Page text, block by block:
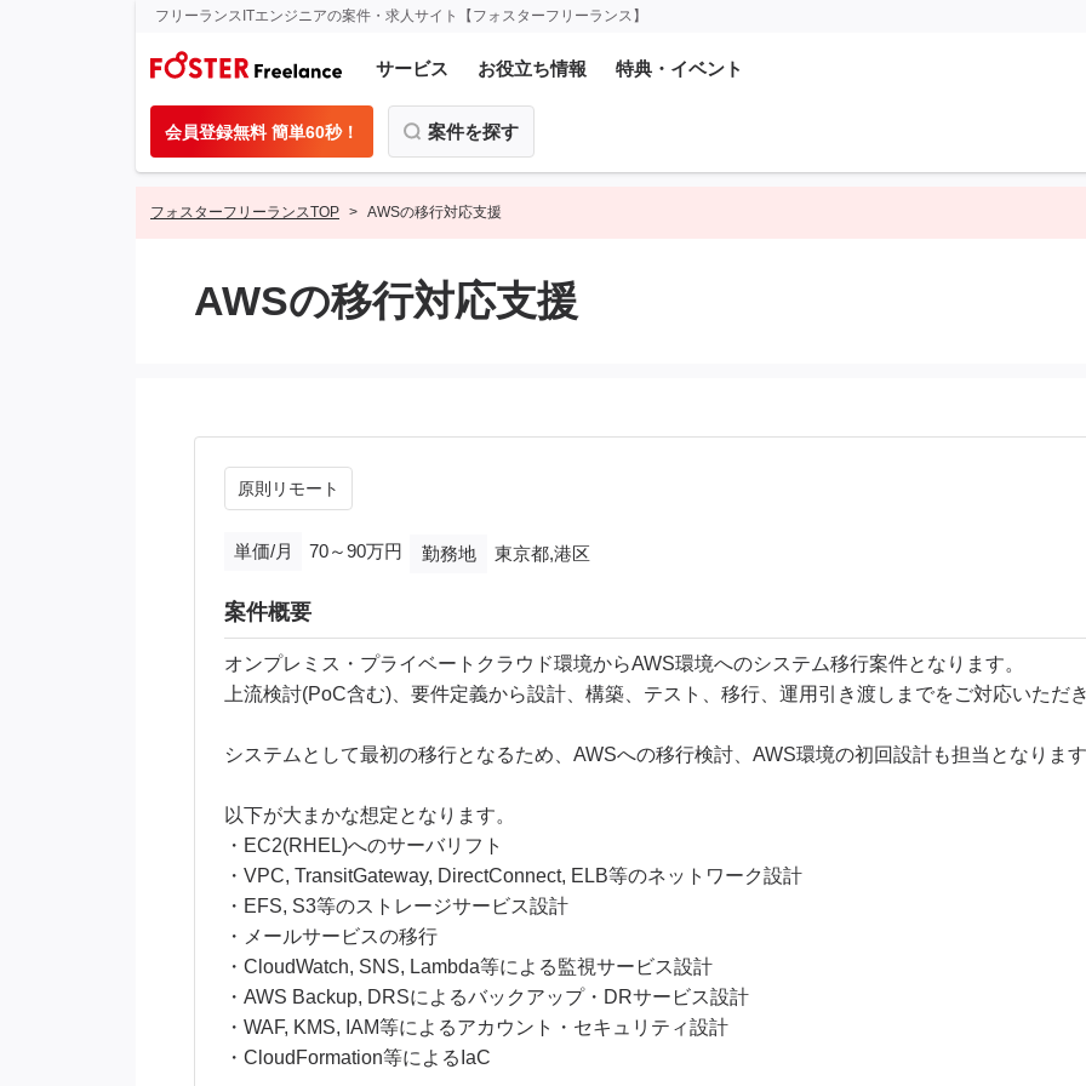
フリーランスITエンジニアの案件・求人サイト【フォスターフリーランス】
サービス お役立ち情報 特典・イベント
会員登録無料 簡単60秒！ 案件を探す
フォスターフリーランスTOP AWSの移行対応支援
AWSの移行対応支援
原則リモート
単価/月 70～90万円 勤務地 東京都,港区
案件概要
オンプレミス・プライベートクラウド環境からAWS環境へのシステム移行案件となります。
上流検討(PoC含む)、要件定義から設計、構築、テスト、移行、運用引き渡しまでをご対応いただき
システムとして最初の移行となるため、AWSへの移行検討、AWS環境の初回設計も担当となります
以下が大まかな想定となります。
・EC2(RHEL)へのサーバリフト
・VPC, TransitGateway, DirectConnect, ELB等のネットワーク設計
・EFS, S3等のストレージサービス設計
・メールサービスの移行
・CloudWatch, SNS, Lambda等による監視サービス設計
・AWS Backup, DRSによるバックアップ・DRサービス設計
・WAF, KMS, IAM等によるアカウント・セキュリティ設計
・CloudFormation等によるIaC